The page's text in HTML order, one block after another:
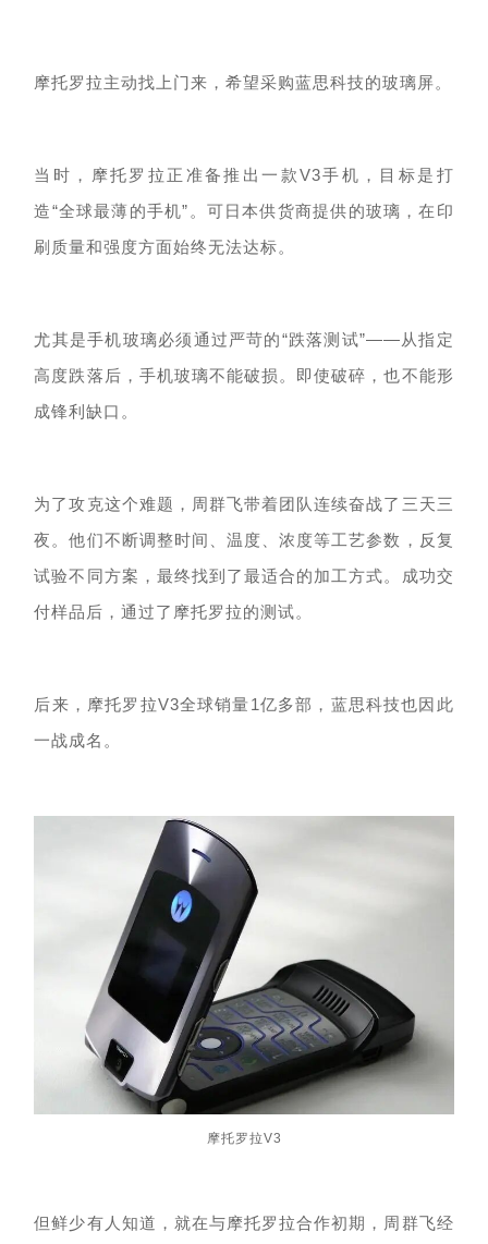
摩托罗拉主动找 上门来，希望采购蓝思科技的玻璃屏。
当时， 摩托罗拉 正准备推出一款V3手机 ，目标是打
造“全球最薄的手机”。可日本供货商提供的玻璃，在印
刷质量和强度方面始终无法达标。
尤其是手机玻璃必须通过严苛的“跌落测试”——从指定
高度跌落后，手机玻璃不能破损。即使破碎，也不能形
成锋利缺口。
为了攻克这个难题，周群飞带着团队连续奋战了三天三
夜。他们不断调整时间、温度、浓度等工艺参数，反复
试验不同方案，最终找到了最适合的加工方式。成功交
付样品后，通过了摩托罗拉的测试。
后来， 摩托罗拉V3全球销量1亿多部，蓝思科技也因此
一战成名 。
摩托罗拉V3
但鲜少有人知道，就在与摩托罗拉合作初期，周群飞经